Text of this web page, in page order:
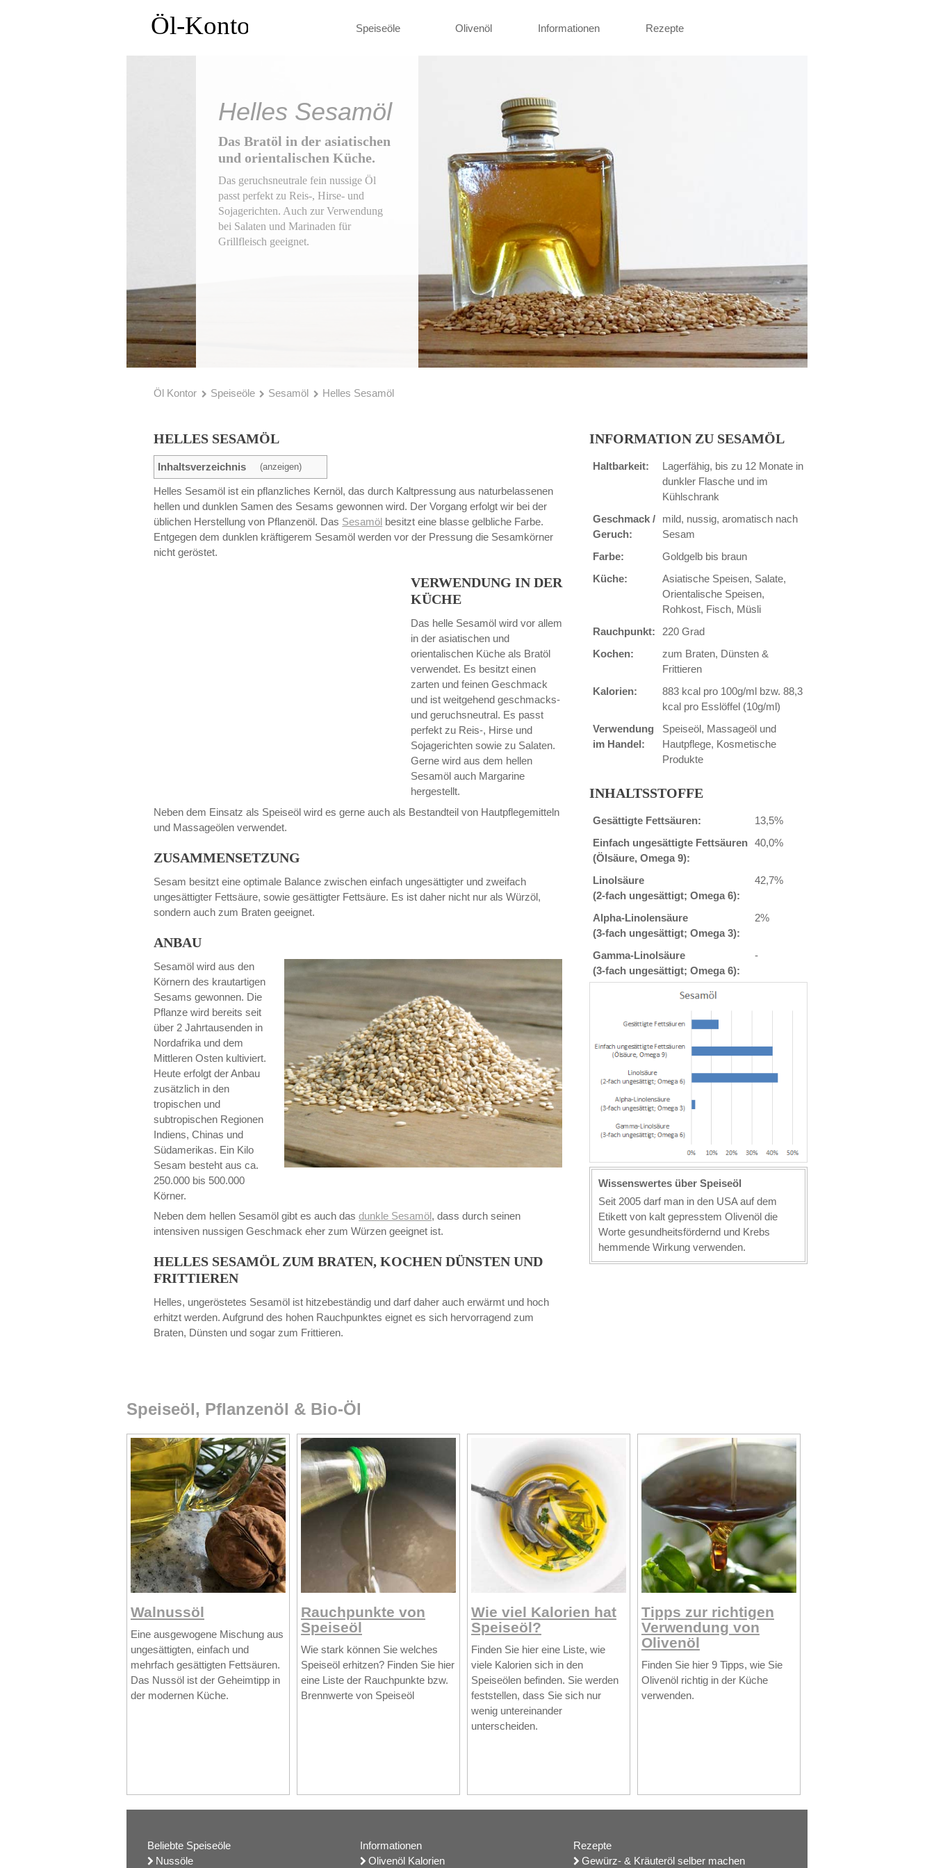
Speiseöle Olivenöl Informationen Rezepte
Öl Kontor Speiseöle Sesamöl Helles Sesamöl
Helles Sesamöl
Das Bratöl in der asiatischen
und orientalischen Küche.
Das geruchsneutrale fein nussige Öl
passt perfekt zu Reis-, Hirse- und
Sojagerichten. Auch zur Verwendung
bei Salaten und Marinaden für
Grillfleisch geeignet.
HELLES SESAMÖL
Inhaltsverzeichnis (anzeigen)
Helles Sesamöl ist ein pflanzliches Kernöl, das durch Kaltpressung aus naturbelassenen
hellen und dunklen Samen des Sesams gewonnen wird. Der Vorgang erfolgt wir bei der
üblichen Herstellung von Pflanzenöl. Das Sesamöl besitzt eine blasse gelbliche Farbe.
Entgegen dem dunklen kräftigerem Sesamöl werden vor der Pressung die Sesamkörner
nicht geröstet.
VERWENDUNG IN DER
KÜCHE
Das helle Sesamöl wird vor allem
in der asiatischen und
orientalischen Küche als Bratöl
verwendet. Es besitzt einen
zarten und feinen Geschmack
und ist weitgehend geschmacks-
und geruchsneutral. Es passt
perfekt zu Reis-, Hirse und
Sojagerichten sowie zu Salaten.
Gerne wird aus dem hellen
Sesamöl auch Margarine
hergestellt.
Neben dem Einsatz als Speiseöl wird es gerne auch als Bestandteil von Hautpflegemitteln
und Massageölen verwendet.
ZUSAMMENSETZUNG
Sesam besitzt eine optimale Balance zwischen einfach ungesättigter und zweifach
ungesättigter Fettsäure, sowie gesättigter Fettsäure. Es ist daher nicht nur als Würzöl,
sondern auch zum Braten geeignet.
ANBAU
Sesamöl wird aus den
Körnern des krautartigen
Sesams gewonnen. Die
Pflanze wird bereits seit
über 2 Jahrtausenden in
Nordafrika und dem
Mittleren Osten kultiviert.
Heute erfolgt der Anbau
zusätzlich in den
tropischen und
subtropischen Regionen
Indiens, Chinas und
Südamerikas. Ein Kilo
Sesam besteht aus ca.
250.000 bis 500.000
Körner.
Neben dem hellen Sesamöl gibt es auch dasdunkle Sesamöl, dass durch seinen
intensiven nussigen Geschmack eher zum Würzen geeignet ist.
HELLES SESAMÖL ZUM BRATEN, KOCHEN DÜNSTEN UND
FRITTIEREN
Helles, ungeröstetes Sesamöl ist hitzebeständig und darf daher auch erwärmt und hoch
erhitzt werden. Aufgrund des hohen Rauchpunktes eignet es sich hervorragend zum
Braten, Dünsten und sogar zum Frittieren.
INFORMATION ZU SESAMÖL
Haltbarkeit:
Lagerfähig, bis zu 12 Monate in
dunkler Flasche und im
Kühlschrank
Geschmack /
Geruch:
mild, nussig, aromatisch nach
Sesam
Farbe:
Goldgelb bis braun
Küche:
Asiatische Speisen, Salate,
Orientalische Speisen,
Rohkost, Fisch, Müsli
Rauchpunkt:
220 Grad
Kochen:
zum Braten, Dünsten &
Frittieren
Kalorien:
883 kcal pro 100g/ml bzw. 88,3
kcal pro Esslöffel (10g/ml)
Verwendung
im Handel:
Speiseöl, Massageöl und
Hautpflege, Kosmetische
Produkte
INHALTSSTOFFE
Gesättigte Fettsäuren:
13,5%
Einfach ungesättigte Fettsäuren
(Ölsäure, Omega 9):
40,0%
Linolsäure
(2-fach ungesättigt; Omega 6):
42,7%
Alpha-Linolensäure
(3-fach ungesättigt; Omega 3):
2%
Gamma-Linolsäure
(3-fach ungesättigt; Omega 6):
-
Wissenswertes über Speiseöl
Seit 2005 darf man in den USA auf dem
Etikett von kalt gepresstem Olivenöl die
Worte gesundheitsfördernd und Krebs
hemmende Wirkung verwenden.
Speiseöl, Pflanzenöl & Bio-Öl
Walnussöl
Eine ausgewogene Mischung aus
ungesättigten, einfach und
mehrfach gesättigten Fettsäuren.
Das Nussöl ist der Geheimtipp in
der modernen Küche.
Rauchpunkte von
Speiseöl
Wie stark können Sie welches
Speiseöl erhitzen? Finden Sie hier
eine Liste der Rauchpunkte bzw.
Brennwerte von Speiseöl
Wie viel Kalorien hat
Speiseöl?
Finden Sie hier eine Liste, wie
viele Kalorien sich in den
Speiseölen befinden. Sie werden
feststellen, dass Sie sich nur
wenig untereinander
unterscheiden.
Tipps zur richtigen
Verwendung von
Olivenöl
Finden Sie hier 9 Tipps, wie Sie
Olivenöl richtig in der Küche
verwenden.
Beliebte Speiseöle
Nussöle
Informationen
Olivenöl Kalorien
Rezepte
Gewürz- & Kräuteröl selber machen